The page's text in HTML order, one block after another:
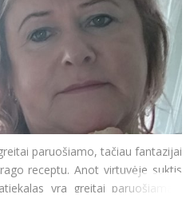
paruošiamo, tačiau fantazijai
receptu. Anot virtuvėje suktis
yra greitai paruošiamas,
užsukti nusprendusių svečių.